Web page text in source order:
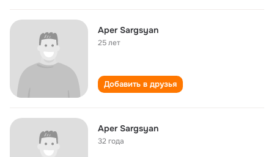
Aper Sargsyan
25 лет
Добавить в друзья
Aper Sargsyan
32 года